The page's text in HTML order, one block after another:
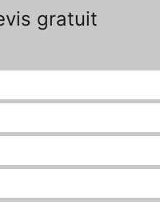
gratuit